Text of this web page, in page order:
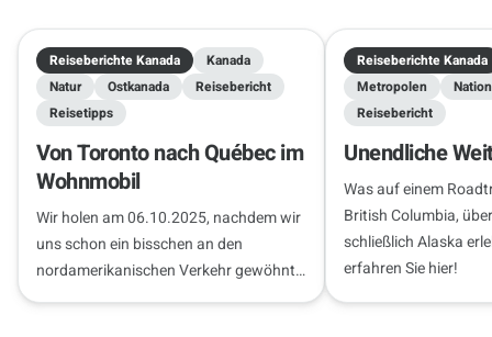
Reiseberichte Kanada
Kanada
Natur
Ostkanada
Reisebericht
Reisetipps
Von Toronto nach Québec im
Wohnmobil
Wir holen am 06.10.2025, nachdem wir
uns schon ein bisschen an den
nordamerikanischen Verkehr gewöhnt
haben – wir sind bereits drei Tage da
Reiseberichte Kanada
Metropolen
Reisebericht
Unendliche
Was auf einem
British Columbia,
schließlich Alaska
erfahren Sie hier!